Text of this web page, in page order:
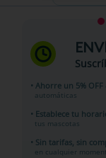
• Ahorre un 5% OFF
automáticas
• Establece tu
tus mascotas
• Sin tarifas, sin
en cualquier